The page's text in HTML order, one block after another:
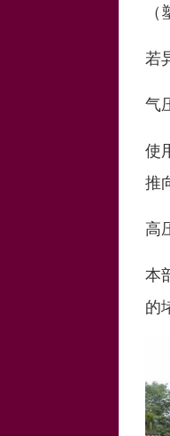
若
气
使
推
高
本
的